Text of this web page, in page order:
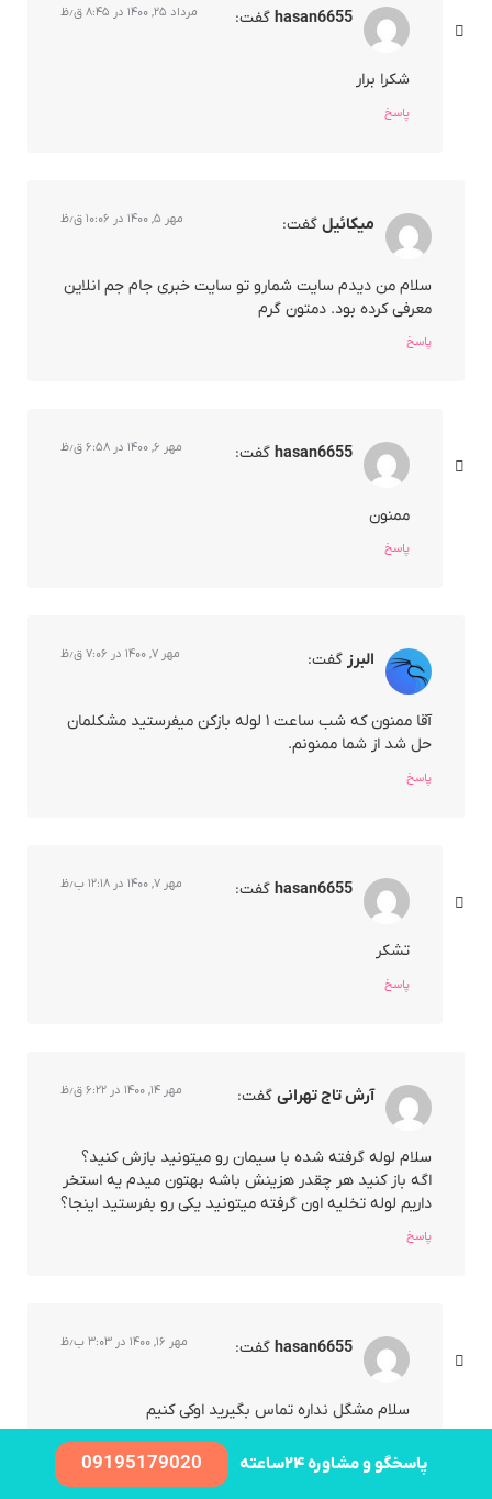
hasan6655 گفت: مرداد ۲۵, ۱۴۰۰ در ۸:۴۵ ق٫ظ
شکرا برار
پاسخ
میکائیل گفت: مهر ۵, ۱۴۰۰ در ۱۰:۰۶ ق٫ظ
سلام من دیدم سایت شمارو تو سایت خبری جام جم انلاین
معرفی کرده بود. دمتون گرم
پاسخ
hasan6655 گفت: مهر ۶, ۱۴۰۰ در ۶:۵۸ ق٫ظ
ممنون
پاسخ
البرز گفت: مهر ۷, ۱۴۰۰ در ۷:۰۶ ق٫ظ
آقا ممنون که شب ساعت ۱ لوله بازکن میفرستید مشکلمان
حل شد از شما ممنونم.
پاسخ
hasan6655 گفت: مهر ۷, ۱۴۰۰ در ۱۲:۱۸ ب٫ظ
تشکر
پاسخ
آرش تاج تهرانی گفت: مهر ۱۴, ۱۴۰۰ در ۶:۲۲ ق٫ظ
سلام لوله گرفته شده با سیمان رو میتونید بازش کنید؟
اگه باز کنید هر چقدر هزینش باشه بهتون میدم یه استخر
داریم لوله تخلیه اون گرفته میتونید یکی رو بفرستید اینجا؟
پاسخ
hasan6655 گفت: مهر ۱۶, ۱۴۰۰ در ۳:۰۳ ب٫ظ
سلام مشگل نداره تماس بگیرید اوکی کنیم
پاسخگو و مشاوره ۲۴ساعته 09195179020